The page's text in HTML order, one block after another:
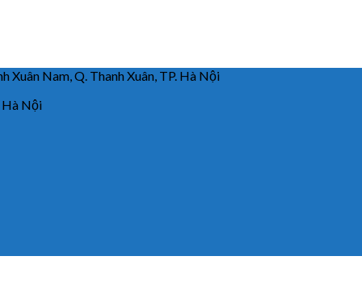
Nam, Q. Thanh Xuân, TP. Hà Nội
Nội